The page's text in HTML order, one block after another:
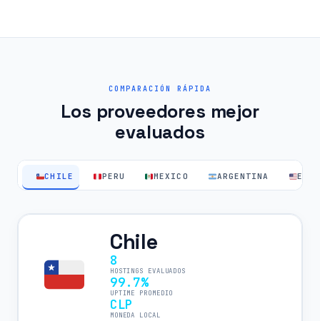
COMPARACIÓN RÁPIDA
Los proveedores mejor
evaluados
CHILE PERU MEXICO ARGENTINA EEUU
Chile
8
HOSTINGS EVALUADOS
99.7%
UPTIME PROMEDIO
CLP
MONEDA LOCAL